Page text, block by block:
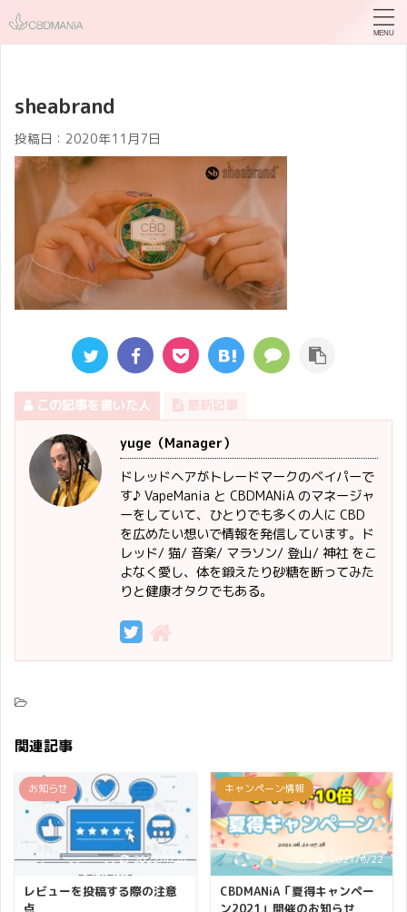
sheabrand
投稿日： 2020年11月7日
この記事を書いた人 最新記事
yuge（Manager）
ドレッドヘアがトレードマークのベイパーで
す♪ VapeMania と CBDMANiA のマネージャ
ーをしていて、ひとりでも多くの人に CBD
を広めたい想いで情報を発信しています。ド
レッド/ 猫/ 音楽/ マラソン/ 登山/ 神社 をこ
よなく愛し、体を鍛えたり砂糖を断ってみた
りと健康オタクでもある。
関連記事
お知らせ
2022/4/28
レビューを投稿する際の注意
点
キャンペーン情報
2021/6/22
CBDMANiA「夏得キャンペー
ン2021」開催のお知らせ